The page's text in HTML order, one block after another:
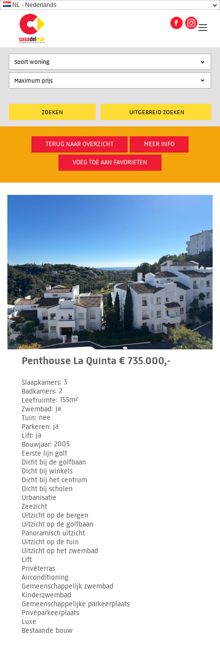
NL - Nederlands
UITGEBREID ZOEKEN
Soort woning
TERUG NAAR OVERZICHT MEER INFO
VOEG TOE AAN FAVORIETEN
Penthouse La Quinta € 735.000,-
Slaapkamers 3
Badkamers 2
Leefruimte 155m²
Zwembad ja
Tuin nee
Parkeren ja
Lift ja
Bouwjaar 2005
Eerste lijn golf
Dicht bij de golfbaan
Dicht bij winkels
Dicht bij het centrum
Dicht bij scholen
Urbanisatie
Zeezicht
Uitzicht op de bergen
Uitzicht op de golfbaan
Panoramisch uitzicht
Uitzicht op de tuin
Uitzicht op het zwembad
Lift
Privéterras
Airconditioning
Gemeenschappelijk zwembad
Kinderzwembad
Gemeenschappelijke parkeerplaats
Privéparkeerplaats
Luxe
Bestaande bouw